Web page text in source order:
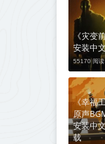
《灾变
安装中
55170 阅读
《幸福
原声
安装中
载